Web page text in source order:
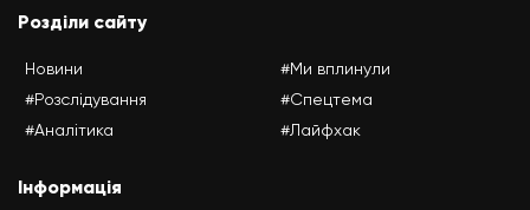
Розділи сайту
Новини
#Розслідування
#Аналітика
#Ми вплинули
#Спецтема
#Лайфхак
Інформація